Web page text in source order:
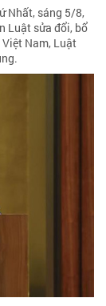
Nhất, sáng 5/8,
Luật sửa đổi, bổ
Nam, Luật